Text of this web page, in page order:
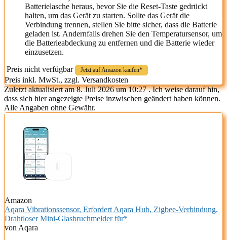
Batterielasche heraus, bevor Sie die Reset-Taste gedrückt
halten, um das Gerät zu starten. Sollte das Gerät die
Verbindung trennen, stellen Sie bitte sicher, dass die Batterie
geladen ist. Andernfalls drehen Sie den Temperatursensor, um
die Batterieabdeckung zu entfernen und die Batterie wieder
einzusetzen.
Preis nicht verfügbar
Jetzt auf Amazon kaufen*
Preis inkl. MwSt., zzgl. Versandkosten
Zuletzt aktualisiert am 8. Juli 2026 um 10:27 . Ich weise darauf hin,
dass sich hier angezeigte Preise inzwischen geändert haben können.
Alle Angaben ohne Gewähr.
Amazon
Aqara Vibrationssensor, Erfordert Aqara Hub, Zigbee-Verbindung,
Drahtloser Mini-Glasbruchmelder für*
von Aqara